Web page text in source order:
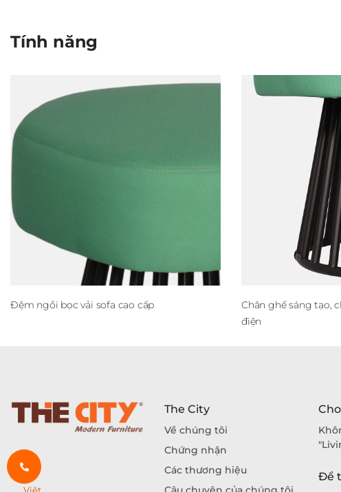
Tính năng
Đệm ngồi bọc vải sofa cao cấp
Chân ghế sáng tạo,
điện
The City
Về chúng tôi
Chứng nhận
Các thương hiệu
Để